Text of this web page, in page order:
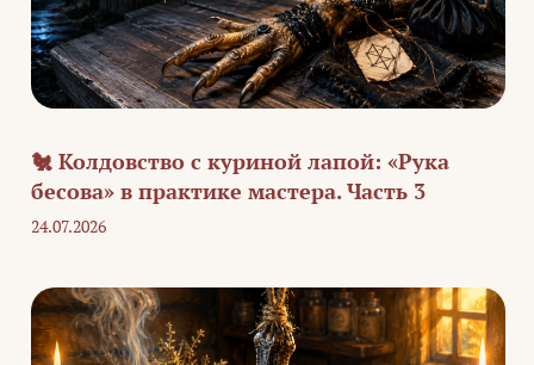
🐔 Колдовство с куриной лапой: «Рука
бесова» в практике мастера. Часть 3
24.07.2026